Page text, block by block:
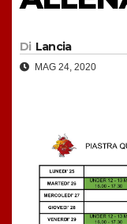
Di Lancia
MAG 24, 2020